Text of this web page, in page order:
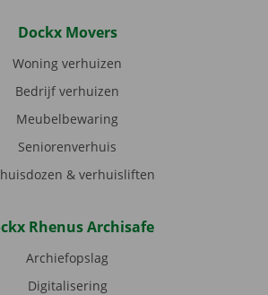
Dockx Movers
Woning verhuizen
Bedrijf verhuizen
Meubelbewaring
Seniorenverhuis
& verhuisliften
Rhenus Archisafe
Archiefopslag
Digitalisering